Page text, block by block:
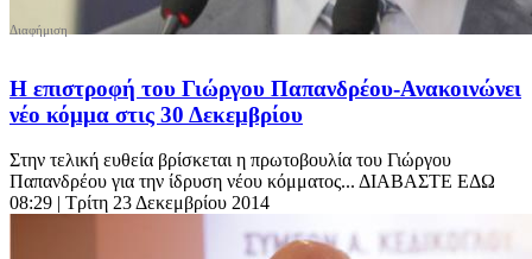
Η επιστροφή του Γιώργου Παπανδρέου-Ανακοινώνει
νέο κόμμα στις 30 Δεκεμβρίου
Στην τελική ευθεία βρίσκεται η πρωτοβουλία του Γιώργου
Παπανδρέου για την ίδρυση νέου κόμματος... ΔΙΑΒΑΣΤΕ ΕΔΩ
08:29 | Τρίτη 23 Δεκεμβρίου 2014